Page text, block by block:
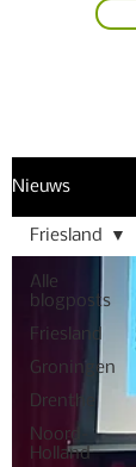
Nieuws
Alle
blogposts
Friesland
Groningen
Drenthe
Noord-
Holland
Friesland